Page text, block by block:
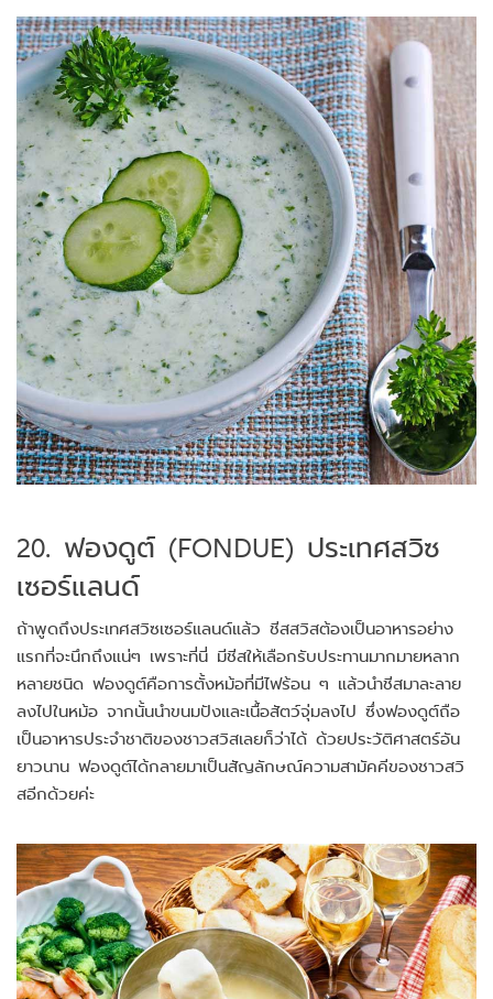
20. ฟองดูต์ (FONDUE) ประเทศสวิซ
เซอร์แลนด์
ถ้าพูดถึงประเทศสวิซเซอร์แลนด์แล้ว ชีสสวิสต้องเป็นอาหารอย่าง
แรกที่จะนึกถึงแน่ๆ เพราะที่นี่ มีชีสให้เลือกรับประทานมากมายหลาก
หลายชนิด ฟองดูต์คือการตั้งหม้อที่มีไฟร้อน ๆ แล้วนำชีสมาละลาย
ลงไปในหม้อ จากนั้นนำขนมปังและเนื้อสัตว์จุ่มลงไป ซึ่งฟองดูต์ถือ
เป็นอาหารประจำชาติของชาวสวิสเลยก็ว่าได้ ด้วยประวัติศาสตร์อัน
ยาวนาน ฟองดูต์ได้กลายมาเป็นสัญลักษณ์ความสามัคคีของชาวสวิ
สอีกด้วยค่ะ